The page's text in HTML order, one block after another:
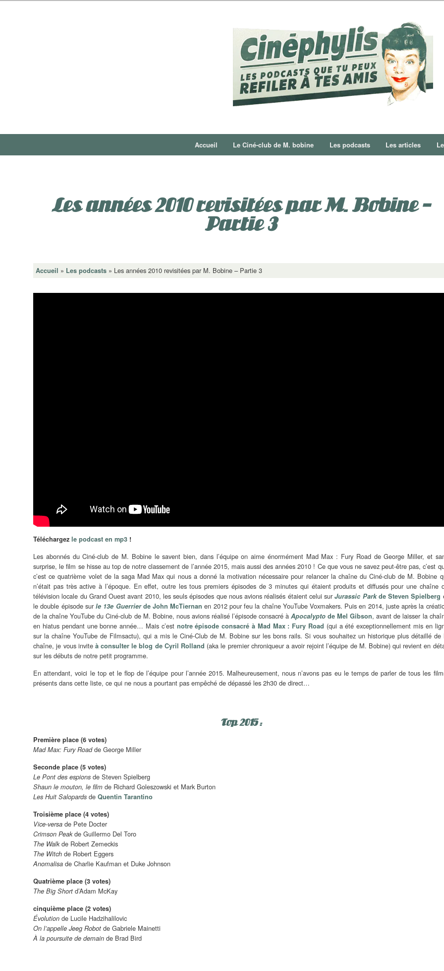
Accueil Le Ciné-club de M. bobine Les podcasts Les articles
Les années 2010 revisitées par M. Bobine –
Partie 3
Accueil » Les podcasts » Les années 2010 revisitées par M. Bobine – Partie 3
Téléchargezle podcast en mp3 !
Les abonnés du Ciné-club de M. Bobine le savent bien, dans l’équipe on aime énormément Mad Max : Fury Road de George Miller, et
surprise, le film se hisse au top de notre classement de l’année 2015, mais aussi des années 2010 ! Ce que vous ne savez peut-être pas, c’est
c’est ce quatrième volet de la saga Mad Max qui nous a donné la motivation nécessaire pour relancer la chaîne du Ciné-club de M. Bobine
n’était pas très active à l’époque. En effet, outre les tous premiers épisodes de 3 minutes qui étaient produits et diffusés pour une chaîne
télévision locale du Grand Ouest avant 2010, les seuls épisodes que nous avions réalisés étaient celui sur Jurassic Parkde Steven Spielberg
le double épisode surle 13e Guerrierde John McTiernan en 2012 pour feu la chaîne YouTube Voxmakers. Puis en 2014, juste après la
de la chaîne YouTube du Ciné-club de M. Bobine, nous avions réalisé l’épisode consacré àApocalypto de Mel Gibson, avant de laisser la
en hiatus pendant une bonne année… Mais c’est notre épisode consacré à Mad Max : Fury Road (qui a été exceptionnellement mis en
sur la chaîne YouTube de Filmsactu), qui a mis le Ciné-Club de M. Bobine sur les bons rails. Si vous souhaitez un historique plus détaillé de
chaîne, je vous invite à consulter le blog de Cyril Rolland (aka le premier chroniqueur a avoir rejoint l’équipe de M. Bobine) qui revient en
sur les débuts de notre petit programme.
En attendant, voici le top et le flop de l’équipe pour l’année 2015. Malheureusement, nous n’avons pas eu le temps de parler de tous les
présents dans cette liste, ce qui ne nous a pourtant pas empêché de dépassé les 2h30 de direct…
Top 2015 :
Première place (6 votes)
Mad Max: Fury Roadde George Miller
Seconde place (5 votes)
Le Pont des espions de Steven Spielberg
Shaun le mouton, le film de Richard Goleszowski et Mark Burton
Les Huit Salopards deQuentin Tarantino
Troisième place (4 votes)
Vice-versa de Pete Docter
Crimson Peakde Guillermo Del Toro
The Walkde Robert Zemeckis
The Witch de Robert Eggers
Anomalisa de Charlie Kaufman et Duke Johnson
Quatrième place (3 votes)
The Big Short d’Adam McKay
cinquième place (2 votes)
Évolutionde Lucile Hadzihalilovic
On l’appelle Jeeg Robot de Gabriele Mainetti
À la poursuite de demain de Brad Bird